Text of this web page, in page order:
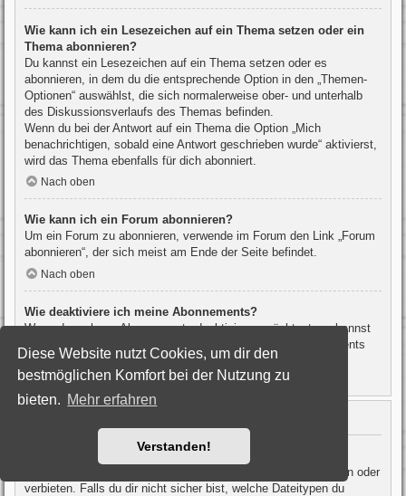
Diese Website nutzt Cookies, um dir den
bestmöglichen Komfort bei der Nutzung zu
bieten. Mehr erfahren
Verstanden!
Wie kann ich ein Lesezeichen auf ein Thema setzen oder ein
Thema abonnieren?
Du kannst ein Lesezeichen auf ein Thema setzen oder es
abonnieren, in dem du die entsprechende Option in den „Themen-
Optionen“ auswählst, die sich normalerweise ober- und unterhalb
des Diskussionsverlaufs des Themas befinden.
Wenn du bei der Antwort auf ein Thema die Option „Mich
benachrichtigen, sobald eine Antwort geschrieben wurde“ aktivierst,
wird das Thema ebenfalls für dich abonniert.
Nach oben
Wie kann ich ein Forum abonnieren?
Um ein Forum zu abonnieren, verwende im Forum den Link „Forum
abonnieren“, der sich meist am Ende der Seite befindet.
Nach oben
Wie deaktiviere ich meine Abonnements?
Wenn du mehrere Abonnements deaktivieren möchtest, so kannst
du dies im persönlichen Bereich unter „Einstieg“ – „Abonnements
verwalten“ machen.
Nach oben
Welche Dateianhänge sind in diesem Forum zulässig?
Die Board-Administration kann bestimmte Dateitypen zulassen oder
verbieten. Falls du dir nicht sicher bist, welche Dateitypen du